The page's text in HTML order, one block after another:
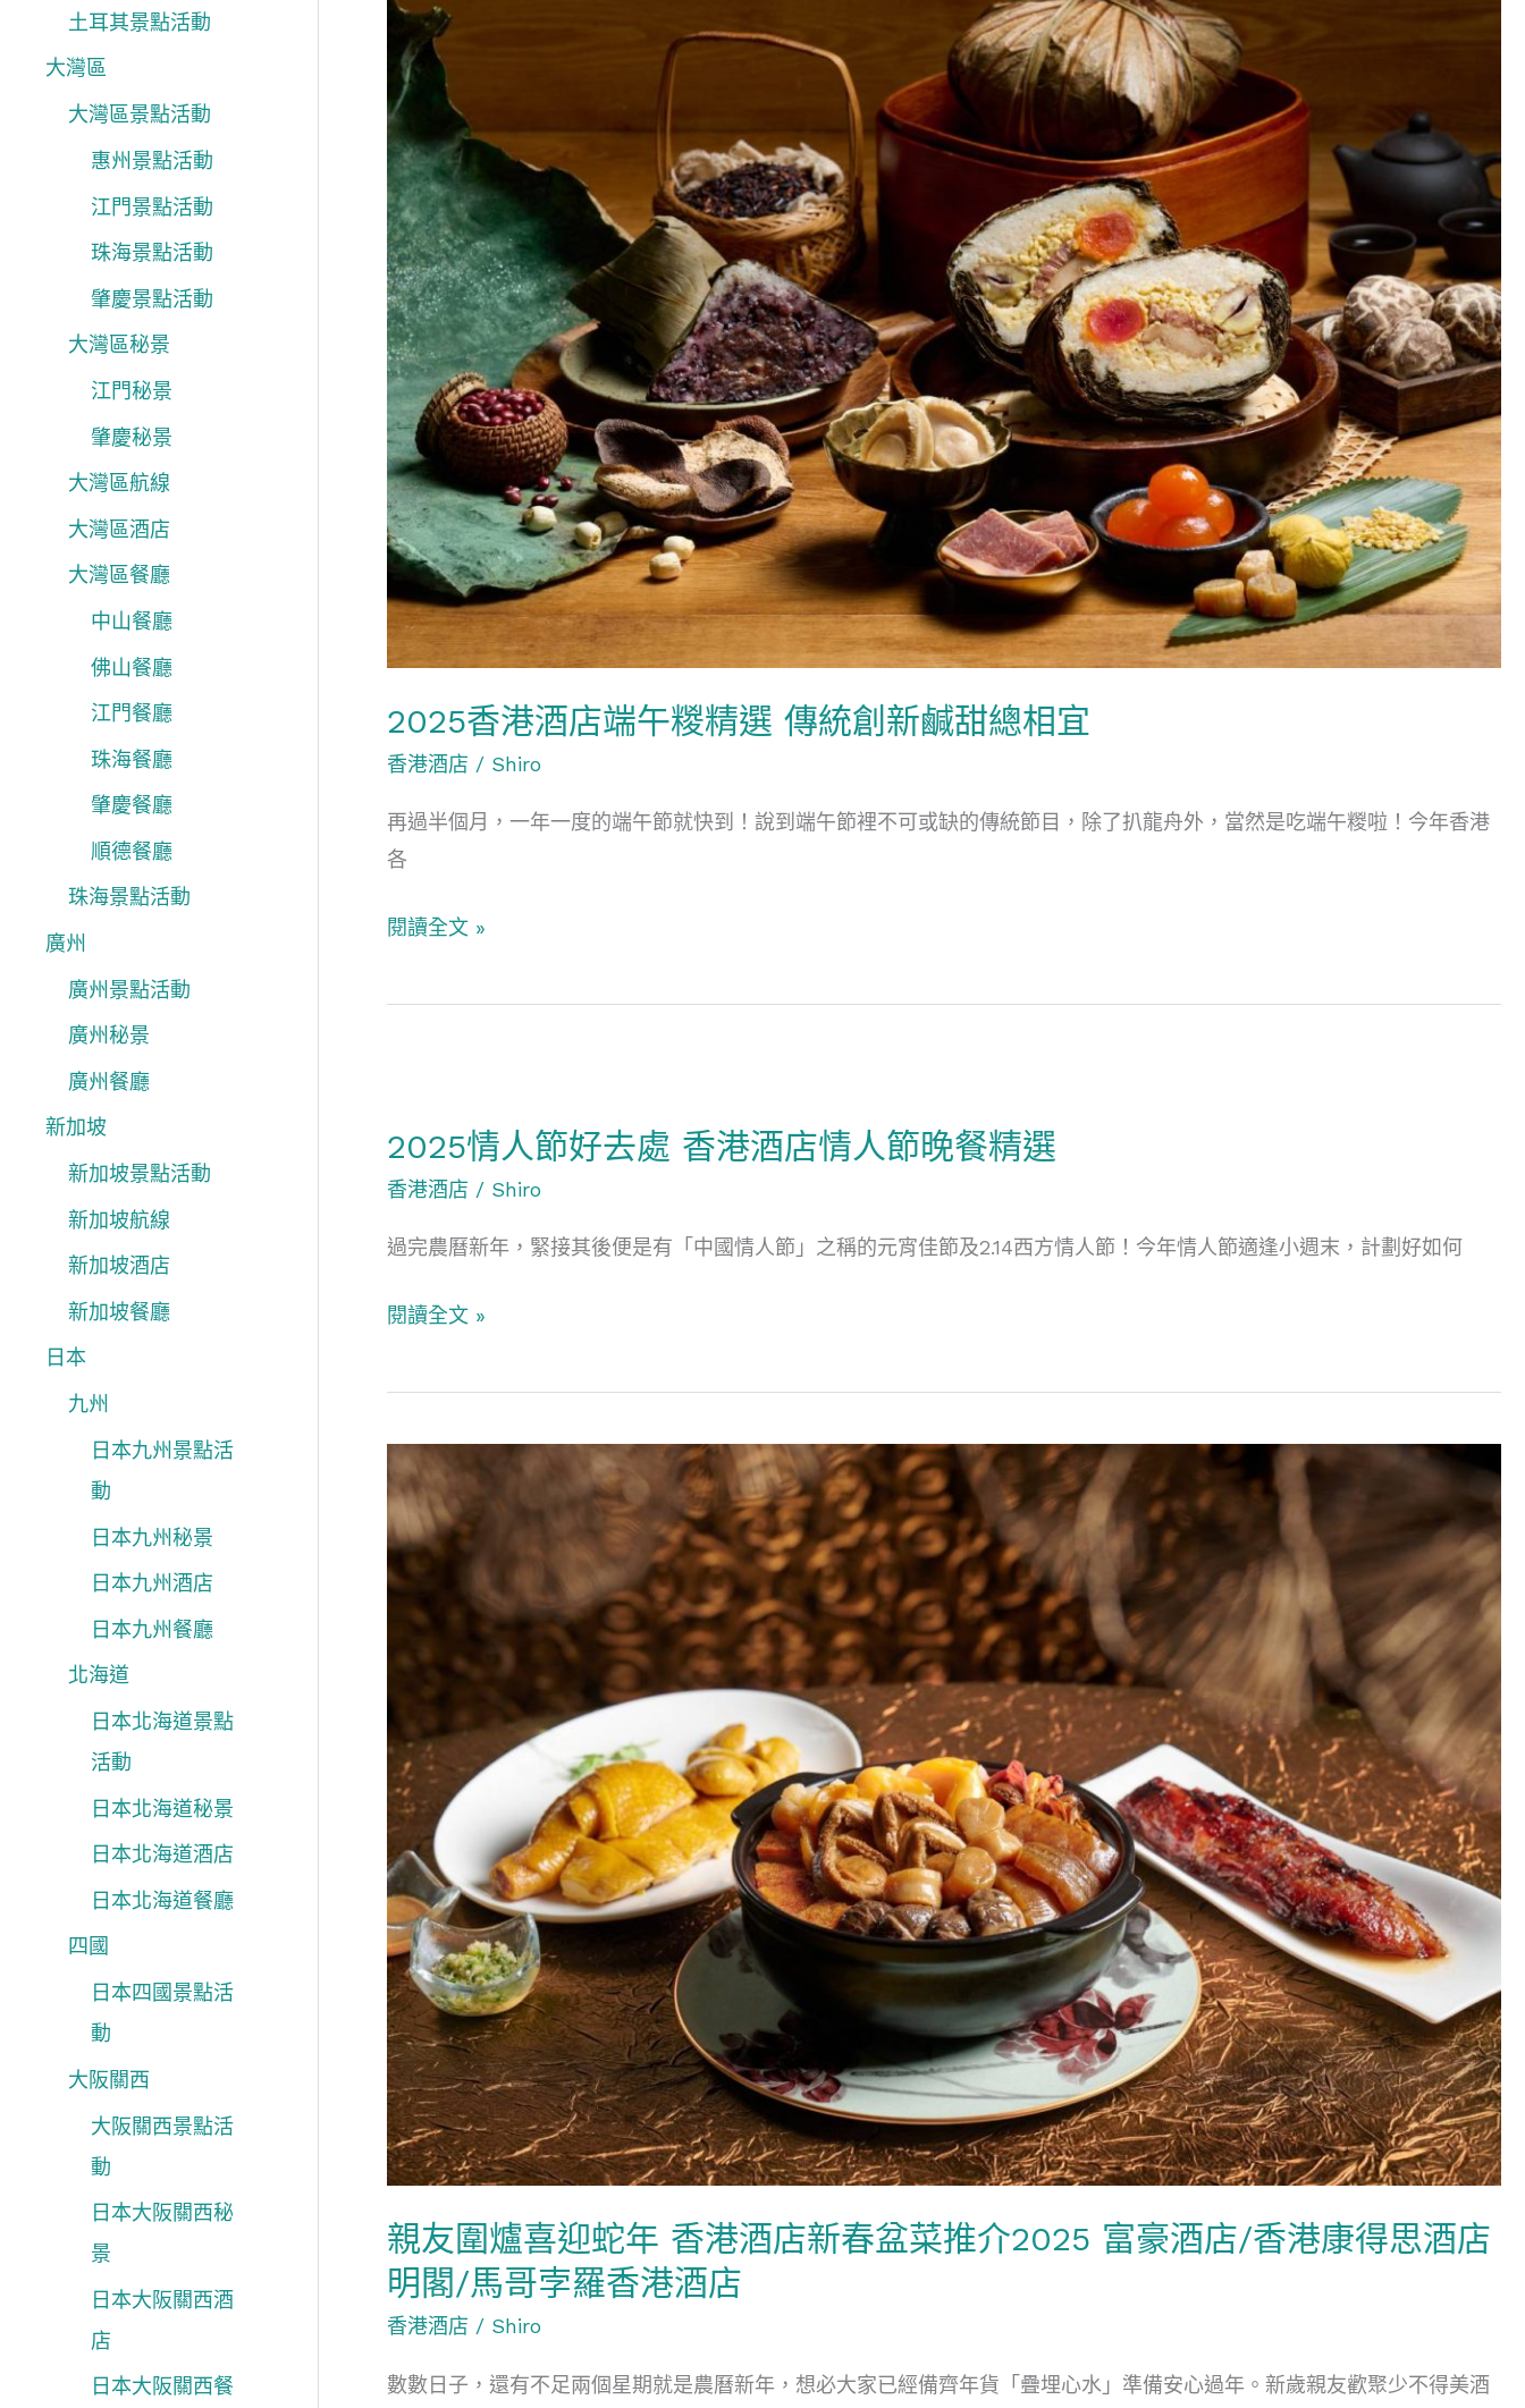
土耳其景點活動
大灣區
大灣區景點活動
惠州景點活動
江門景點活動
珠海景點活動
肇慶景點活動
大灣區秘景
江門秘景
肇慶秘景
大灣區航線
大灣區酒店
大灣區餐廳
中山餐廳
佛山餐廳
江門餐廳
珠海餐廳
肇慶餐廳
順德餐廳
珠海景點活動
廣州
廣州景點活動
廣州秘景
廣州餐廳
新加坡
新加坡景點活動
新加坡航線
新加坡酒店
新加坡餐廳
日本
九州
日本九州景點活
動
日本九州秘景
日本九州酒店
日本九州餐廳
北海道
日本北海道景點
活動
日本北海道秘景
日本北海道酒店
日本北海道餐廳
四國
日本四國景點活
動
大阪關西
大阪關西景點活
動
日本大阪關西秘
景
日本大阪關西酒
店
日本大阪關西餐
2025香港酒店端午糉精選 傳統創新鹹甜總相宜
香港酒店 / Shiro
再過半個月，一年一度的端午節就快到！說到端午節裡不可或缺的傳統節目，除了扒龍舟外，當然是吃端午糉啦！今年香港
各
港
酒
店
端
午
糉
精
選
傳
統
創
新
鹹
甜
總
相
閱讀全文 »
2025情人節好去處 香港酒店情人節晚餐精選
香港酒店 / Shiro
過完農曆新年，緊接其後便是有「中國情人節」之稱的元宵佳節及2.14西方情人節！今年情人節適逢小週末，計劃好如何
人
節
去
店
人
精
閱讀全文 »
親友圍爐喜迎蛇年 香港酒店新春盆菜推介2025 富豪酒店/香港康得思酒店
明閣/馬哥孛羅香港酒店
香港酒店 / Shiro
數數日子，還有不足兩個星期就是農曆新年，想必大家已經備齊年貨「疊埋心水」準備安心過年。新歲親友歡聚少不得美酒
親
友
圍
爐
迎
年
香
港
酒
店
新
春
盆
菜
推
介
2025
富
酒
店/
香
康